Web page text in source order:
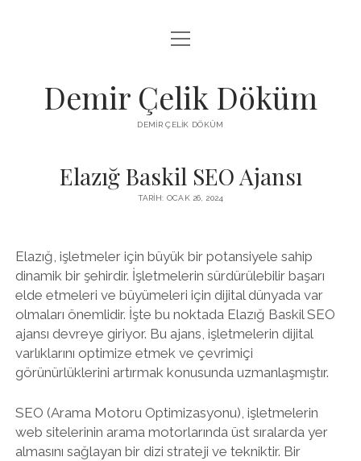
LISTE
ŞIFRESIZ INSTAGRAM BEĞENI KASMA
menüyü
aç
Demir Çelik Döküm
DEMIR ÇELIK DÖKÜM
Elazığ Baskil SEO Ajansı
TARIH: OCAK 26, 2024
Elazığ, işletmeler için büyük bir potansiyele sahip
dinamik bir şehirdir. İşletmelerin sürdürülebilir başarı
elde etmeleri ve büyümeleri için dijital dünyada var
olmaları önemlidir. İşte bu noktada Elazığ Baskil SEO
ajansı devreye giriyor. Bu ajans, işletmelerin dijital
varlıklarını optimize etmek ve çevrimiçi
görünürlüklerini artırmak konusunda uzmanlaşmıştır.
SEO (Arama Motoru Optimizasyonu), işletmelerin
web sitelerinin arama motorlarında üst sıralarda yer
almasını sağlayan bir dizi strateji ve tekniktir. Bir